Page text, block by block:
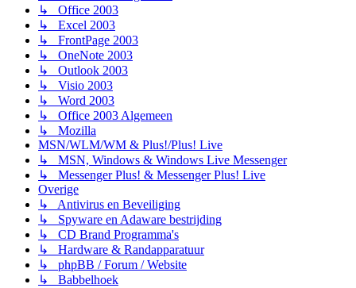
↳ Office 2003
↳ Excel 2003
↳ FrontPage 2003
↳ OneNote 2003
↳ Outlook 2003
↳ Visio 2003
↳ Word 2003
↳ Office 2003 Algemeen
↳ Mozilla
MSN/WLM/WM & Plus!/Plus! Live
↳ MSN, Windows & Windows Live Messenger
↳ Messenger Plus! & Messenger Plus! Live
Overige
↳ Antivirus en Beveiliging
↳ Spyware en Adaware bestrijding
↳ CD Brand Programma's
↳ Hardware & Randapparatuur
↳ phpBB / Forum / Website
↳ Babbelhoek